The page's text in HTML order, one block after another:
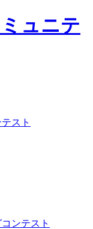
スト
ンテスト